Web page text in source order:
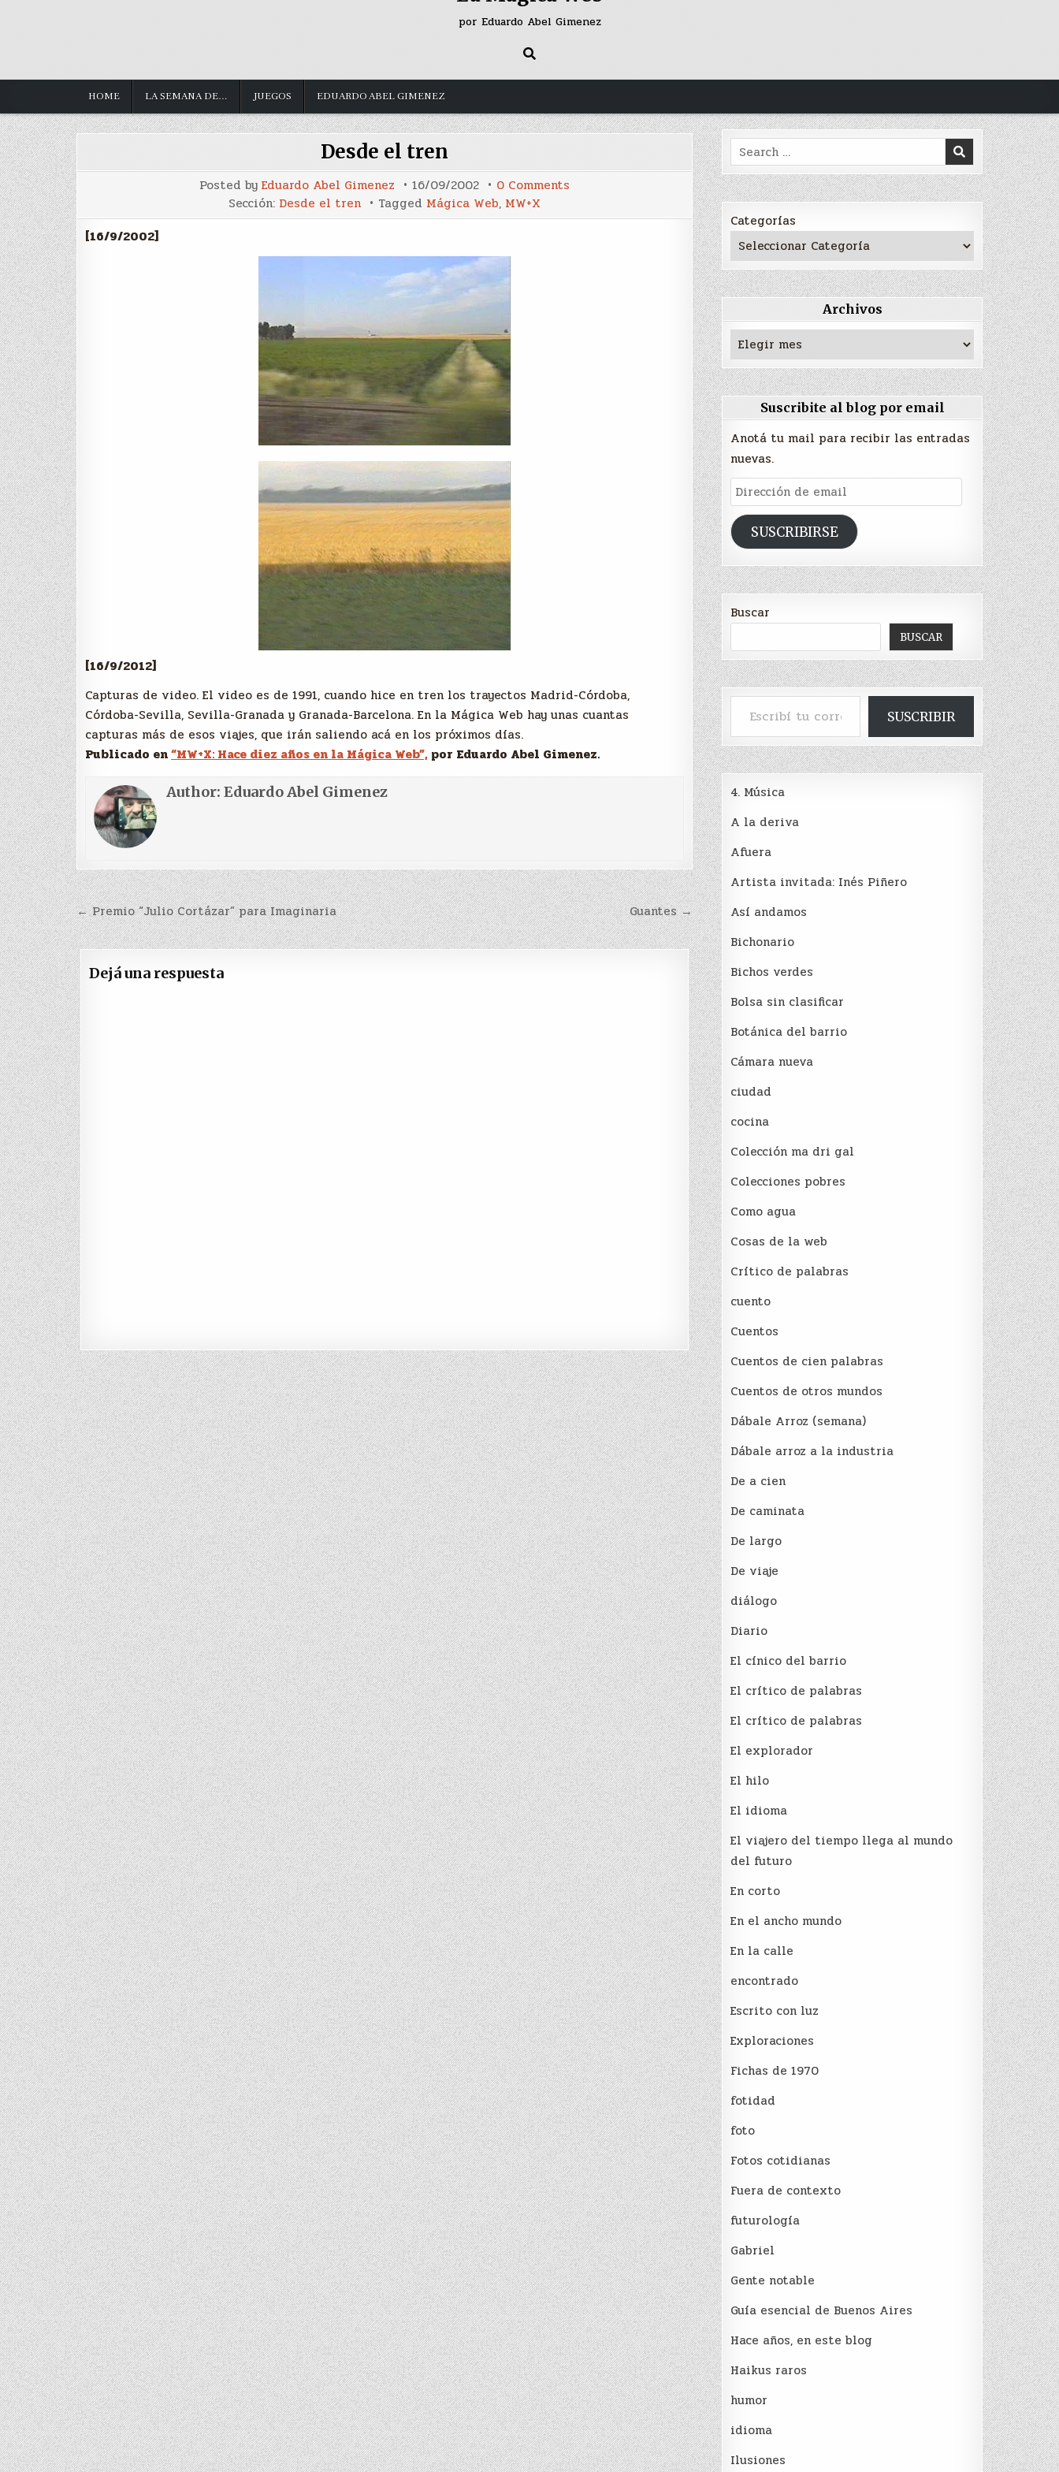
por Eduardo Abel Gimenez
HOME LA SEMANA DE… JUEGOS EDUARDO ABEL GIMENEZ
Desde el tren
Posted by Eduardo Abel Gimenez 16/09/2002 0 Comments
tren
Sección: Desde el tren Tagged Mágica Web, MW+X
[16/9/2002]
[16/9/2012]
Capturas de video. El video es de 1991, cuando hice en tren los trayectos Madrid-Córdoba,
Córdoba-Sevilla, Sevilla-Granada y Granada-Barcelona. En la Mágica Web hay unas cuantas
capturas más de esos viajes, que irán saliendo acá en los próximos días.
Publicado en“MW+X: Hace diez años en la Mágica Web”, por Eduardo Abel Gimenez.
Author: Eduardo Abel Gimenez
Navegación
de
entradas
Guantes →
← Premio “Julio Cortázar” para Imaginaria
Dejá una respuesta
Search
for:
Categorías
Archivos
Archivos
Suscribite al blog por email
Anotá tu mail para recibir las entradas
nuevas.
Dirección
de
emailSUSCRIBIRSE
Buscar
BUSCAR
Escribí tu correo electrónico…
SUSCRIBIR
4. Música
A la deriva
Afuera
Artista invitada: Inés Piñero
Así andamos
Bichonario
Bichos verdes
Bolsa sin clasificar
Botánica del barrio
Cámara nueva
ciudad
cocina
Colección ma dri gal
Colecciones pobres
Como agua
Cosas de la web
Crítico de palabras
cuento
Cuentos
Cuentos de cien palabras
Cuentos de otros mundos
Dábale Arroz (semana)
Dábale arroz a la industria
De a cien
De caminata
De largo
De viaje
diálogo
Diario
El cínico del barrio
El crí­tico de palabras
El crí­tico de palabras
El explorador
El hilo
El idioma
El viajero del tiempo llega al mundo
del futuro
En corto
En el ancho mundo
En la calle
encontrado
Escrito con luz
Exploraciones
Fichas de 1970
fotidad
foto
Fotos cotidianas
Fuera de contexto
futurología
Gabriel
Gente notable
Guía esencial de Buenos Aires
Hace años, en este blog
Haikus raros
humor
idioma
Ilusiones